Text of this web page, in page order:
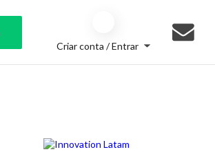
Criar conta / Entrar